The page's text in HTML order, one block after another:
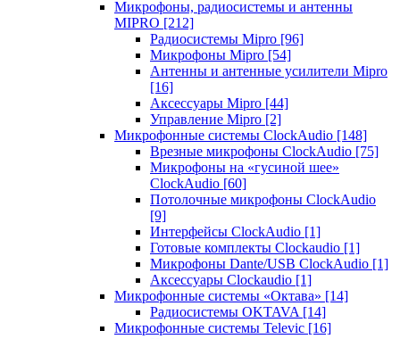
Микрофоны, радиосистемы и антенны
MIPRO [212]
Радиосистемы Mipro [96]
Микрофоны Mipro [54]
Антенны и антенные усилители Mipro
[16]
Аксессуары Mipro [44]
Управление Mipro [2]
Микрофонные системы ClockAudio [148]
Врезные микрофоны ClockAudio [75]
Микрофоны на «гусиной шее»
ClockAudio [60]
Потолочные микрофоны ClockAudio
[9]
Интерфейсы ClockAudio [1]
Готовые комплекты Clockaudio [1]
Микрофоны Dante/USB ClockAudio [1]
Аксессуары Clockaudio [1]
Микрофонные системы «Октава» [14]
Радиосистемы OKTAVA [14]
Микрофонные системы Televic [16]